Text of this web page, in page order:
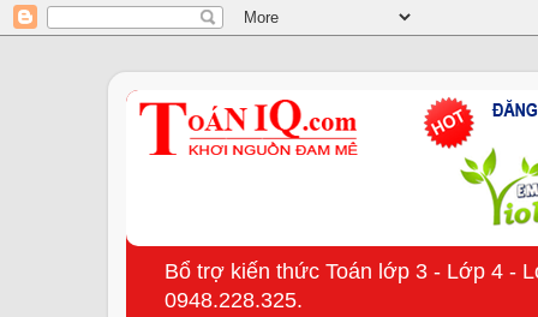
Bổ trợ kiến thức Toán lớp 3 - Lớp 4 -
0948.228.325.